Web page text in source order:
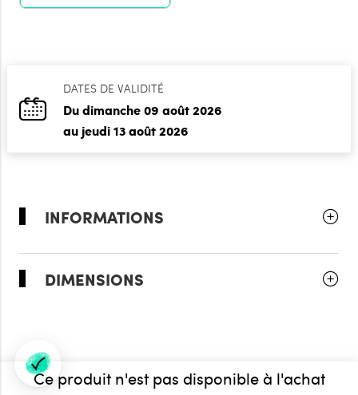
DATES DE VALIDITÉ
Du dimanche 09 août 2026
au jeudi 13 août 2026
INFORMATIONS
DIMENSIONS
Ce produit n'est pas disponible à l'achat